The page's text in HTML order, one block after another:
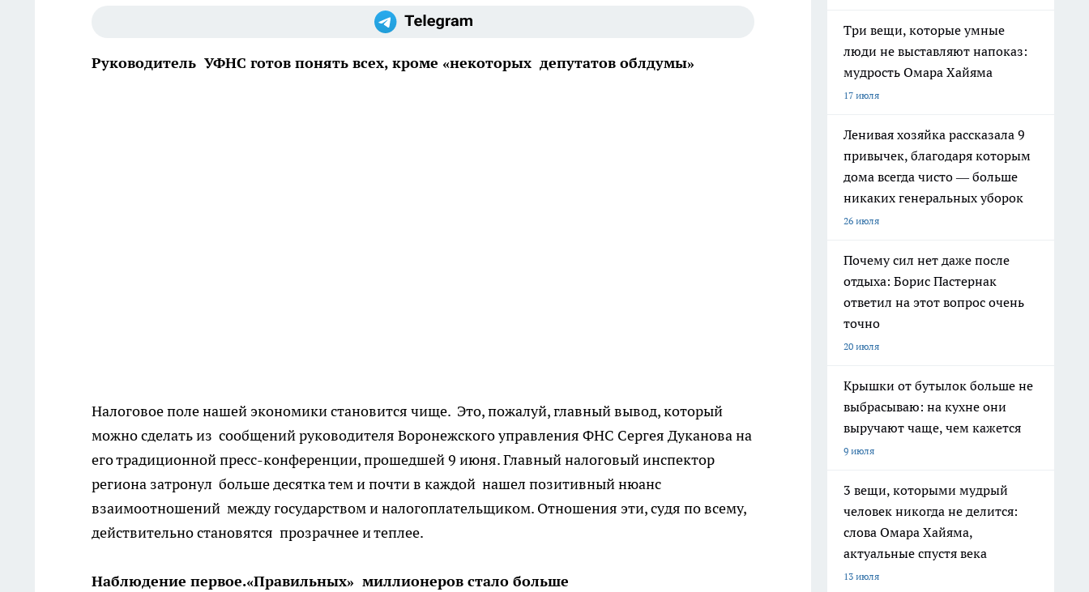
Руководитель УФНС готов понять всех, кроме «некоторых депутатов облдумы»
Налоговое поле нашей экономики становится чище. Это, пожалуй, главный вывод, который
можно сделать из сообщений руководителя Воронежского управления ФНС Сергея Дуканова на
его традиционной пресс-конференции, прошедшей 9 июня. Главный налоговый инспектор
региона затронул больше десятка тем и почти в каждой нашел позитивный нюанс
взаимоотношений между государством и налогоплательщиком. Отношения эти, судя по всему,
действительно становятся прозрачнее и теплее.
Наблюдение первое.«Правильных» миллионеров стало больше
Три вещи, которые умные
люди не выставляют напоказ:
мудрость Омара Хайяма
17 июля
Ленивая хозяйка рассказала 9
привычек, благодаря которым
дома всегда чисто — больше
никаких генеральных уборок
26 июля
Почему сил нет даже после
отдыха: Борис Пастернак
ответил на этот вопрос очень
точно
20 июля
Крышки от бутылок больше не
выбрасываю: на кухне они
выручают чаще, чем кажется
9 июля
3 вещи, которыми мудрый
человек никогда не делится:
слова Омара Хайяма,
актуальные спустя века
13 июля